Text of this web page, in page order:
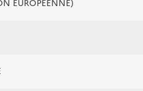
EUROPÉENNE)